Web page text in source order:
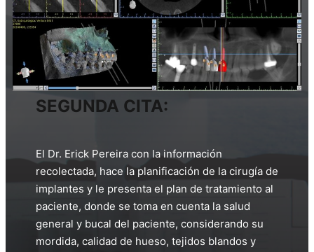
SEGUNDA CITA:
El Dr. Erick Pereira con la información
recolectada, hace la planificación de la cirugía de
implantes y le presenta el plan de tratamiento al
paciente, donde se toma en cuenta la salud
general y bucal del paciente, considerando su
mordida, calidad de hueso, tejidos blandos y